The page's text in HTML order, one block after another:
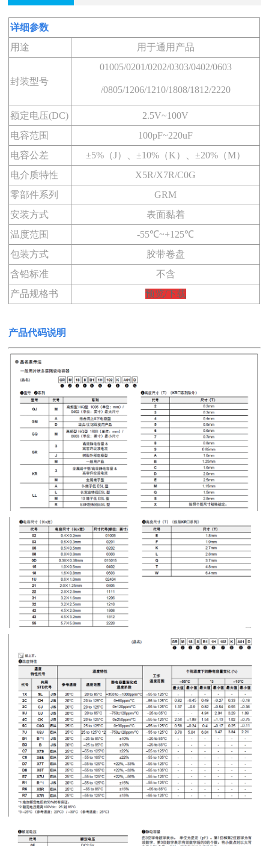
详细参数
用途
用于通用产品
封装型号
01005/0201/0202/0303/0402/0603
/0805/1206/1210/1808/1812/2220
额定电压(DC)
2.5V~100V
电容范围
100pF~220uF
电容公差
±5%（J）、±10%（K）、±20%（M）
电介质特性
X5R/X7R/C0G
零部件系列
GRM
安装方式
表面黏着
温度范围
-55℃~+125℃
包装方式
胶带卷盘
含铅标准
不含
产品规格书
预览/下载
产品代码说明